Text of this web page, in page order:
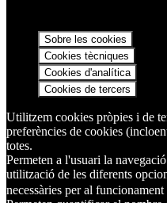
Sobre les cookies
Cookies tècniques
Cookies d'analítica
Cookies de tercers
Utilitzem cookies pròpies i de
preferències de cookies
totes.
Permeten a l'usuari la
utilització de les diferents
necessàries per al